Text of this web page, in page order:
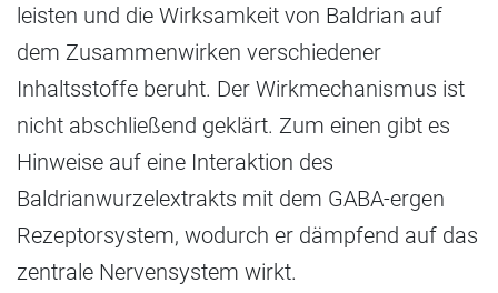
leisten und die Wirksamkeit von Baldrian auf
dem Zusammenwirken verschiedener
Inhaltsstoffe beruht. Der Wirkmechanismus ist
nicht abschließend geklärt. Zum einen gibt es
Hinweise auf eine Interaktion des
Baldrianwurzelextrakts mit dem GABA-ergen
Rezeptorsystem, wodurch er dämpfend auf das
zentrale Nervensystem wirkt.